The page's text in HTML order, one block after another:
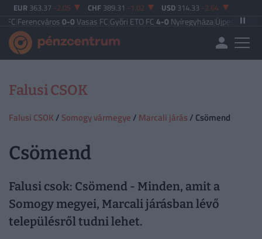
EUR 363.37 -2.05 CHF 389.31 -1.02 USD 314.33 -2.64
Ferencváros0-0Vasas FC|Győri ETO FC4-0Nyíregyháza|Újpest FC 4-2
Falusi CSOK
Falusi CSOK / Somogy vármegye / Marcali járás / Csömend
Csömend
Falusi csok: Csömend - Minden, amit a
Somogy megyei, Marcali járásban lévő
településről tudni lehet.